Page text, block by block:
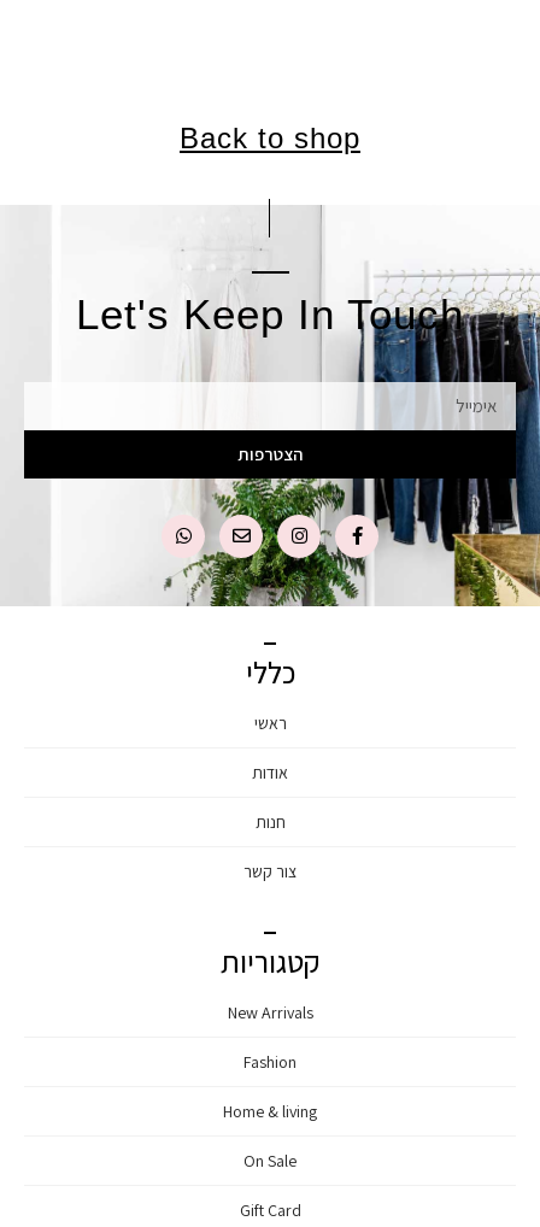
Back to shop
Let's Keep In Touch
אימייל
הצטרפות
כללי
ראשי
אודות
חנות
צור קשר
קטגוריות
New Arrivals
Fashion
Home & living
On Sale
Gift Card